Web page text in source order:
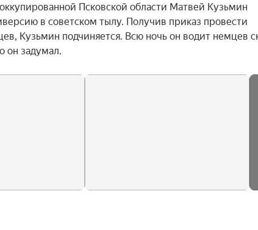
Псковской области Матвей Кузьмин
в советском тылу. Получив приказ провести
Кузьмин подчиняется. Всю ночь он водит немцев
он задумал.